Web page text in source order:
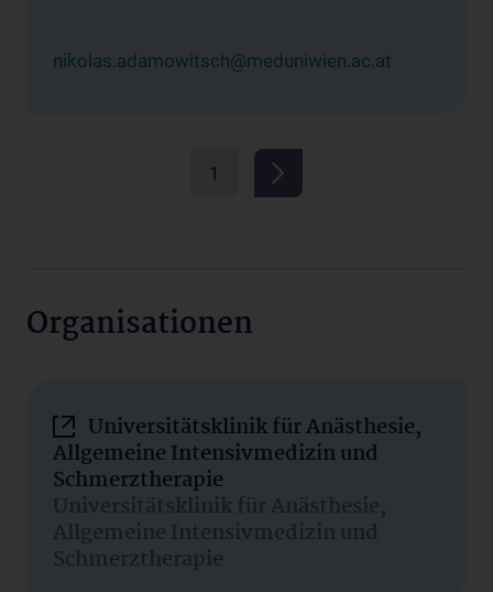
nikolas.adamowitsch@meduniwien.ac.at
1
Organisationen
Universitätsklinik für Anästhesie,
Allgemeine Intensivmedizin und
Schmerztherapie
Universitätsklinik für Anästhesie,
Allgemeine Intensivmedizin und
Schmerztherapie